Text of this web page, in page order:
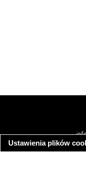
Ustawienia plików
informacja